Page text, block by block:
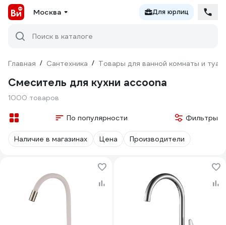
Москва Для юрлиц
Поиск в каталоге
Главная / Сантехника / Товары для ванной комнаты и
Смеситель для кухни accoona
1000 товаров
По популярности Фильтры
Наличие в магазинах Цена Производители